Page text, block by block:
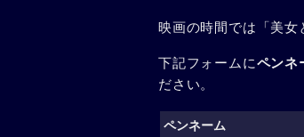
映画の時間では「美
下記フォームにペンネ
ださい。
ペンネーム